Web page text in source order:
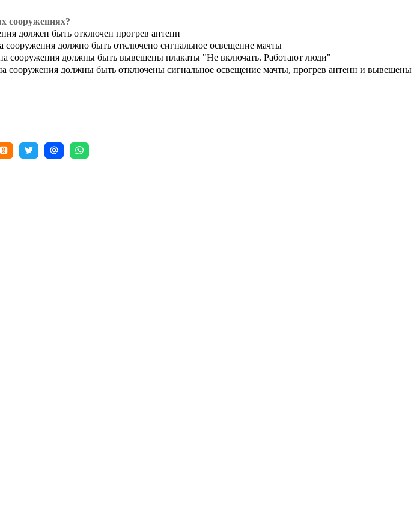
сооружениях?
должен быть отключен прогрев антенн
должно быть отключено сигнальное освещение мачты
сооружения должны быть вывешены плакаты "Не включать. Работают люди"
сооружения должны быть отключены сигнальное освещение мачты, прогрев антенн и вывешены